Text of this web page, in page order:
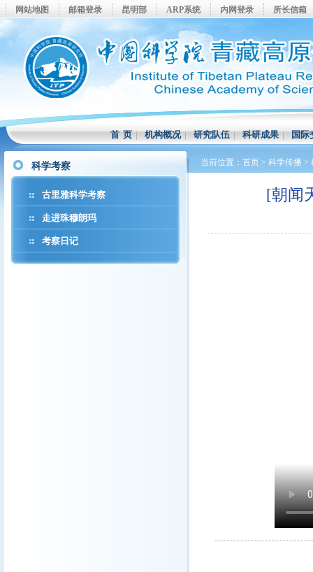
网站地图 邮箱登录 昆明部 ARP系统 内网登录 所长信箱
首 页|机构概况|研究队伍|科研成果|国际
科学考察
古里雅科学考察
走进珠穆朗玛
考察日记
当前位置： 首页 > 科学传播 >
[朝闻